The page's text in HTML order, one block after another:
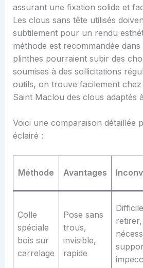
assurant une fixation solide et
Les clous sans tête utilisés
subtilement pour un rendu
méthode est recommandée
plinthes pourraient subir des
soumises à des sollicitations
outils, on trouve facilement
Saint Maclou des clous adaptés
Voici une comparaison détaillée
éclairé :
Méthode Avantages
Colle
spéciale
bois sur
carrelage
Pose sans
trous,
invisible,
rapide
retirer,